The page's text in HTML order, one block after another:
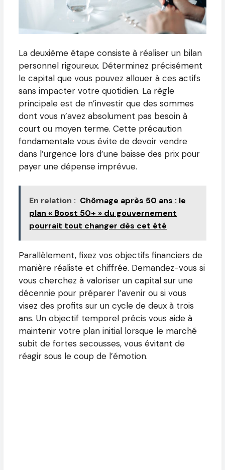
La deuxième étape consiste à réaliser un bilan
personnel rigoureux. Déterminez précisément
le capital que vous pouvez allouer à ces actifs
sans impacter votre quotidien. La règle
principale est de n’investir que des sommes
dont vous n’avez absolument pas besoin à
court ou moyen terme. Cette précaution
fondamentale vous évite de devoir vendre
dans l’urgence lors d’une baisse des prix pour
payer une dépense imprévue.
En relation : Chômage après 50 ans : le
plan « Boost 50+ » du gouvernement
pourrait tout changer dès cet été
Parallèlement, fixez vos objectifs financiers de
manière réaliste et chiffrée. Demandez-vous si
vous cherchez à valoriser un capital sur une
décennie pour préparer l’avenir ou si vous
visez des profits sur un cycle de deux à trois
ans. Un objectif temporel précis vous aide à
maintenir votre plan initial lorsque le marché
subit de fortes secousses, vous évitant de
réagir sous le coup de l’émotion.